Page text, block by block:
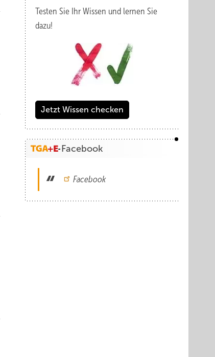
Testen Sie Ihr Wissen und lernen Sie
dazu!
Jetzt Wissen checken
Facebook
Facebook